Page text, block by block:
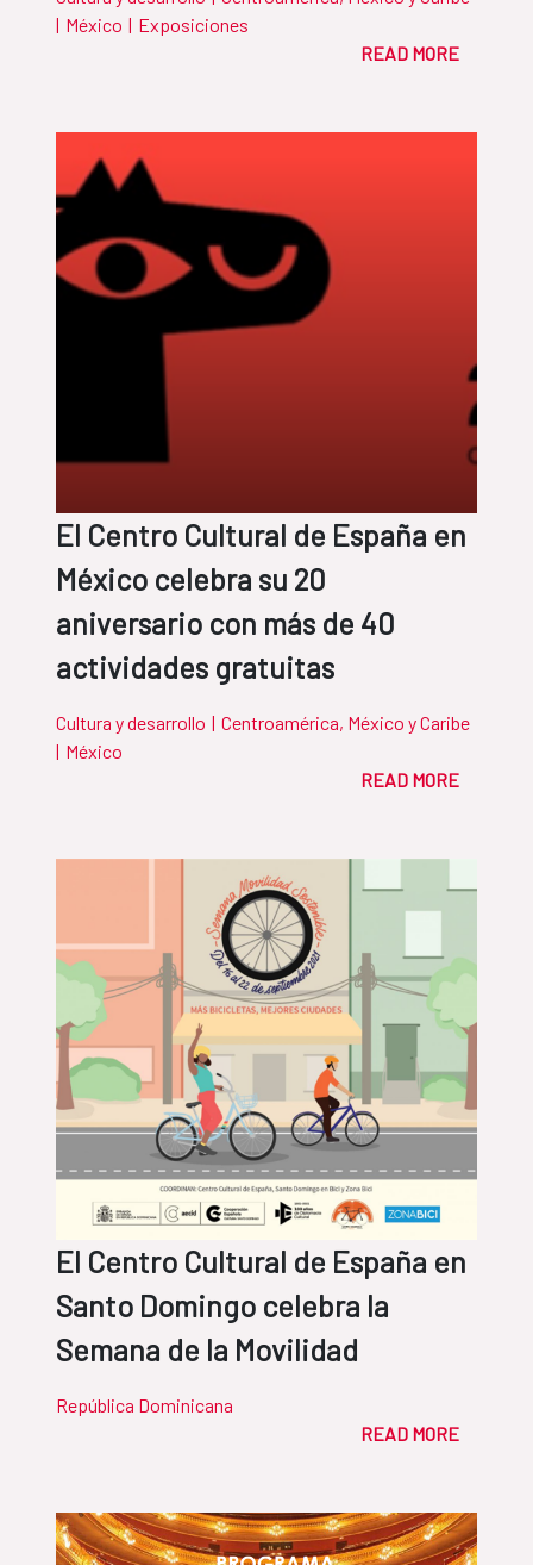
| México | Exposiciones
READ MORE
El Centro Cultural de España en
México celebra su 20
aniversario con más de 40
actividades gratuitas
Cultura y desarrollo | Centroamérica, México y Caribe
| México
READ MORE
El Centro Cultural de España en
Santo Domingo celebra la
Semana de la Movilidad
República Dominicana
READ MORE